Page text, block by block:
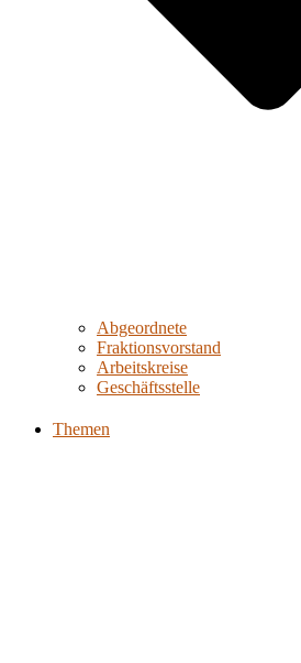
Abgeordnete
Fraktionsvorstand
Arbeitskreise
Geschäftsstelle
Themen